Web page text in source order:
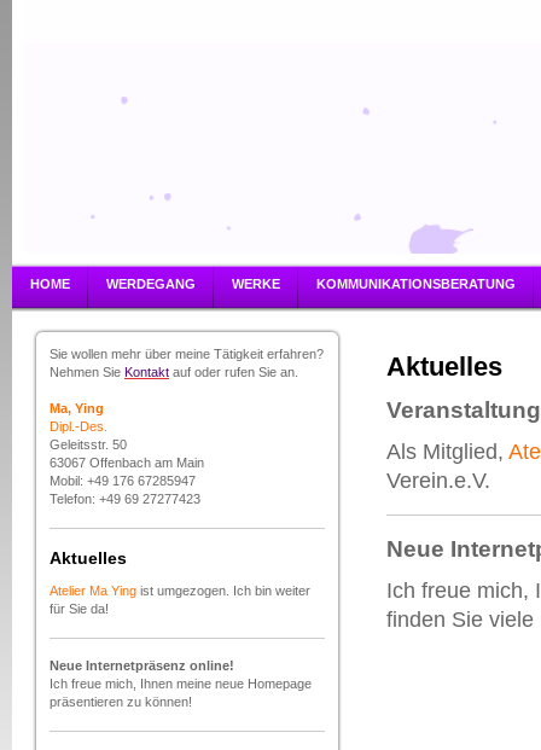
HOME WERDEGANG WERKE KOMMUNIKATIONSBERATUNG
Sie wollen mehr über meine Tätigkeit erfahren?
Nehmen Sie Kontakt auf oder rufen Sie an.
Ma, Ying
Dipl.-Des.
Geleitsstr. 50
63067 Offenbach am Main
Mobil: +49 176 67285947
Telefon: +49 69 27277423
Aktuelles
Atelier Ma Ying ist umgezogen. Ich bin weiter
für Sie da!
Neue Internetpräsenz online!
Ich freue mich, Ihnen meine neue Homepage
präsentieren zu können!
Aktuelles
Veranstaltung
Als Mitglied,
Verein.e.V.
Neue
Ich freue mich,
finden Sie viele